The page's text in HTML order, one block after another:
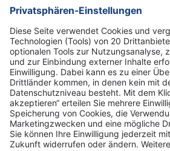
Informationen
Standorte
DRK-Schwesternschaft Berlin
Impressum